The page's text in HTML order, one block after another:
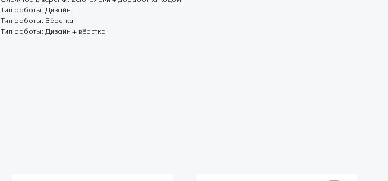
Тип работы: Дизайн
Тип работы: Вёрстка
Тип работы: Дизайн + вёрстка